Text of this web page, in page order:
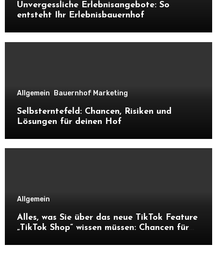
Unvergessliche Erlebnisangebote: So
entsteht Ihr Erlebnisbauernhof
Allgemein Bauernhof Marketing
Selbsterntefeld: Chancen, Risiken und
Lösungen für deinen Hof
Allgemein
Alles, was Sie über das neue TikTok Feature
„TikTok Shop“ wissen müssen: Chancen für